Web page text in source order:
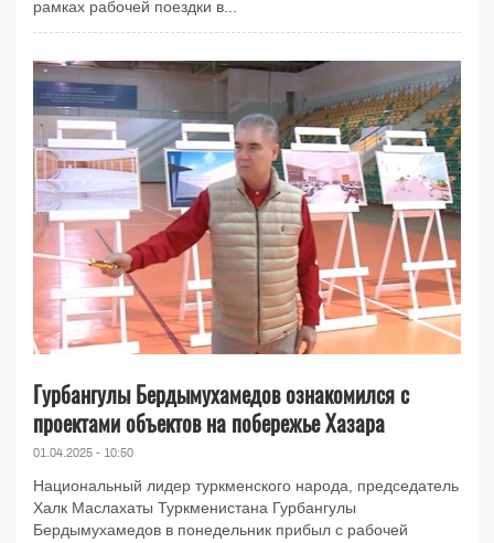
рамках рабочей поездки в...
Гурбангулы Бердымухамедов ознакомился с
проектами объектов на побережье Хазара
01.04.2025 - 10:50
Национальный лидер туркменского народа, председатель
Халк Маслахаты Туркменистана Гурбангулы
Бердымухамедов в понедельник прибыл с рабочей